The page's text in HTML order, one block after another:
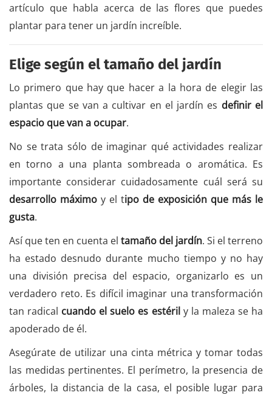
artículo que habla acerca de las flores que puedes
plantar para tener un jardín increíble.
Elige según el tamaño del jardín
Lo primero que hay que hacer a la hora de elegir las
plantas que se van a cultivar en el jardín es definir el
espacio que van a ocupar.
No se trata sólo de imaginar qué actividades realizar
en torno a una planta sombreada o aromática. Es
importante considerar cuidadosamente cuál será su
desarrollo máximo y el tipo de exposición que más le
gusta.
Así que ten en cuenta el tamaño del jardín. Si el terreno
ha estado desnudo durante mucho tiempo y no hay
una división precisa del espacio, organizarlo es un
verdadero reto. Es difícil imaginar una transformación
tan radical cuando el suelo es estéril y la maleza se ha
apoderado de él.
Asegúrate de utilizar una cinta métrica y tomar todas
las medidas pertinentes. El perímetro, la presencia de
árboles, la distancia de la casa, el posible lugar para